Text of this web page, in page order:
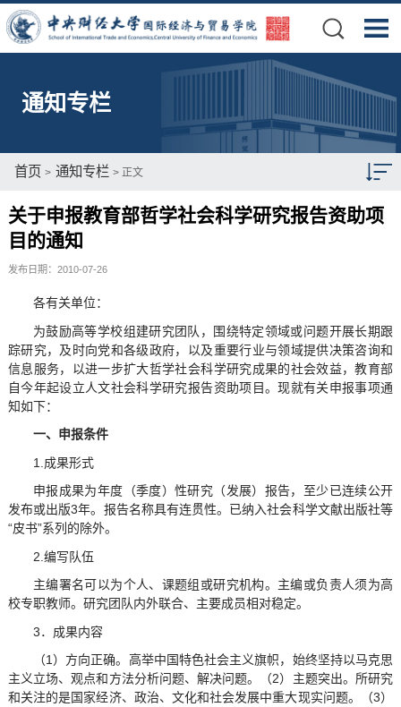
通知专栏
首页 > 通知专栏 > 正文
关于申报教育部哲学社会科学研究报告资助项
目的通知
发布日期：2010-07-26
各有关单位：
为鼓励高等学校组建研究团队，围绕特定领域或问题开展长期跟
踪研究，及时向党和各级政府，以及重要行业与领域提供决策咨询和
信息服务，以进一步扩大哲学社会科学研究成果的社会效益，教育部
自今年起设立人文社会科学研究报告资助项目。现就有关申报事项通
知如下：
一、申报条件
1.成果形式
申报成果为年度（季度）性研究（发展）报告，至少已连续公开
发布或出版3年。报告名称具有连贯性。已纳入社会科学文献出版社等
“皮书”系列的除外。
2.编写队伍
主编署名可以为个人、课题组或研究机构。主编或负责人须为高
校专职教师。研究团队内外联合、主要成员相对稳定。
3．成果内容
（1）方向正确。高举中国特色社会主义旗帜，始终坚持以马克思
主义立场、观点和方法分析问题、解决问题。（2）主题突出。所研究
和关注的是国家经济、政治、文化和社会发展中重大现实问题。（3）